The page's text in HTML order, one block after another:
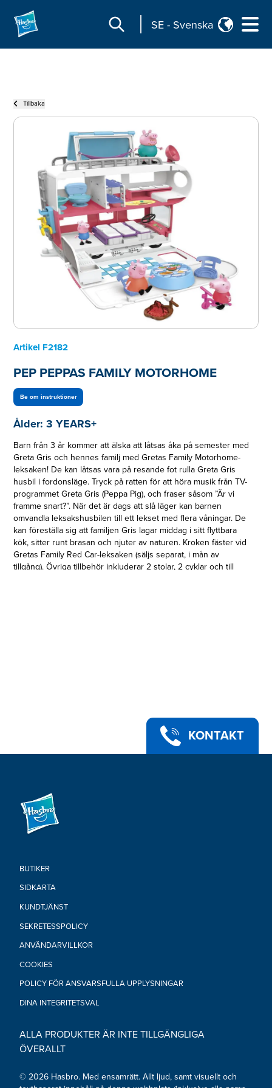
SE - Svenska
Tillbaka
Artikel F2182
PEP PEPPAS FAMILY MOTORHOME
Be om instruktioner
Ålder: 3 YEARS+
Barn från 3 år kommer att älska att låtsas åka på semester med
Greta Gris och hennes familj med Gretas Family Motorhome-
leksaken! De kan låtsas vara på resande fot rulla Greta Gris
husbil i fordonsläge. Tryck på ratten för att höra musik från TV-
programmet Greta Gris (Peppa Pig), och fraser såsom ”Är vi
framme snart?”. När det är dags att slå läger kan barnen
omvandla leksakshusbilen till ett lekset med flera våningar. De
kan föreställa sig att familjen Gris lagar middag i sitt flyttbara
kök, sitter runt brasan och njuter av naturen. Kroken fäster vid
Gretas Family Red Car-leksaken (säljs separat, i mån av
tillgång). Övriga tillbehör inkluderar 2 stolar, 2 cyklar och till
KONTAKT
BUTIKER
SIDKARTA
KUNDTJÄNST
SEKRETESSPOLICY
ANVÄNDARVILLKOR
COOKIES
POLICY FÖR ANSVARSFULLA UPPLYSNINGAR
DINA INTEGRITETSVAL
ALLA PRODUKTER ÄR INTE TILLGÄNGLIGA
ÖVERALLT
© 2026 Hasbro. Med ensamrätt. Allt ljud, samt visuellt och